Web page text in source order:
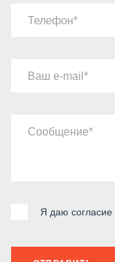
Телефон
Ваш e-mail
Сообщение
Я даю согласие